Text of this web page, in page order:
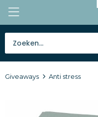
Tassen
Giveaways Anti stress